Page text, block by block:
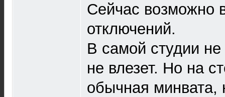
Сейчас возможно
отключений.
В самой студии
не влезет. Но на
обычная минвата,